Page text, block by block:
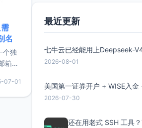
名
个独
箱等
较有
惠的
07-01
最近更新
2026-08-01
2026-07-30